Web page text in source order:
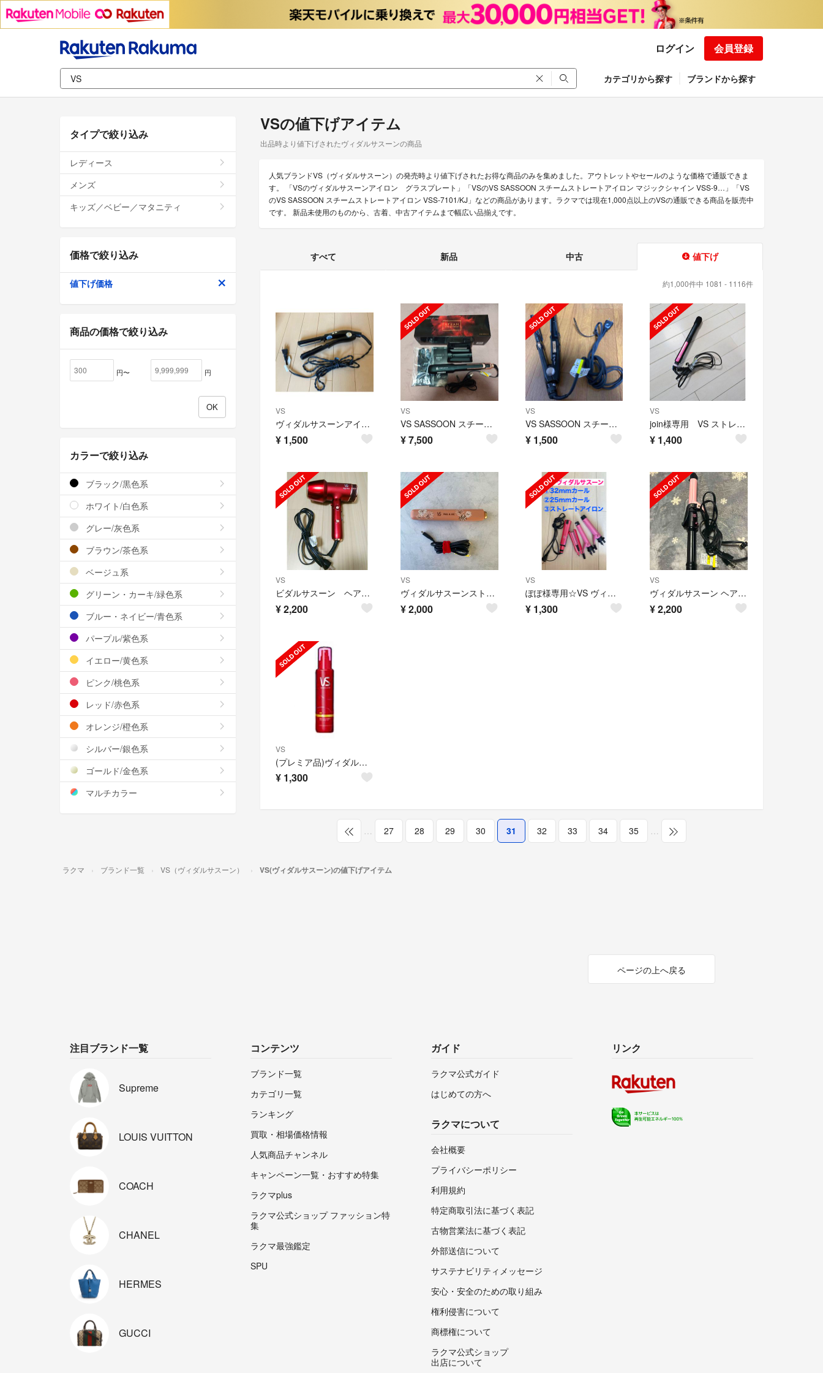
ログイン 会員登録
カテゴリから探す ブランドから探す
VSの値下げアイテム
出品時より値下げされたヴィダルサスーンの商品
人気ブランドVS（ヴィダルサスーン）の発売時より値下げされたお得な商品のみを集めました。アウトレットやセールのような価格で通販できま
す。 「VSのヴィダルサスーンアイロン グラスプレート」「VSのVS SASSOON スチームストレートアイロン マジックシャイン VSS-9…」「VS
のVS SASSOON スチームストレートアイロン VSS-7101/KJ」などの商品があります。ラクマでは現在1,000点以上のVSの通販できる商品を販売中
です。 新品未使用のものから、古着、中古アイテムまで幅広い品揃えです。
すべて 新品 中古 値下げ
約1,000件中 1081 - 1116件
VS
ヴィダルサスーンアイロン グラスプレート
¥ 1,500
VS
VS SASSOON スチームストレートアイロン マジックシャイン VSS-9…
¥7,500
VS
VS SASSOON スチームストレートアイロン VSS-7101/KJ
¥ 1,500
VS
join様専用 VS ストレートヘアアイロン YSI-1015/PJ
¥ 1,400
VS
ビダルサスーン ヘアドライヤー
¥2,200
VS
ヴィダルサスーンストレートアイロン
¥2,000
VS
ぽぽ様専用☆VS ヴィダルサスーン 3way ヘアアイロン カール 2800P
¥ 1,300
VS
ヴィダルサスーン ヘアアイロン 2WAY 25mm
¥2,200
VS
(プレミア品)ヴィダルサスーン ニュアンスストレート ウォーター 9個
¥ 1,300
27 28 29 30 31 32 33 34 35
タイプで絞り込み
レディース
メンズ
キッズ／ベビー／マタニティ
価格で絞り込み
値下げ価格
商品の価格で絞り込み
円〜 円
カラーで絞り込み
ブラック/黒色系
ホワイト/白色系
グレー/灰色系
ブラウン/茶色系
ベージュ系
グリーン・カーキ/緑色系
ブルー・ネイビー/青色系
パープル/紫色系
イエロー/黄色系
ピンク/桃色系
レッド/赤色系
オレンジ/橙色系
シルバー/銀色系
ゴールド/金色系
マルチカラー
ラクマ ブランド一覧 VS（ヴィダルサスーン） VS(ヴィダルサスーン)の値下げアイテム
ページの上へ戻る
注目ブランド一覧
Supreme
LOUIS VUITTON
COACH
CHANEL
HERMES
GUCCI
コンテンツ
ブランド一覧
カテゴリ一覧
ランキング
買取・相場価格情報
人気商品チャンネル
キャンペーン一覧・おすすめ特集
ラクマplus
ラクマ公式ショップ ファッション特
集
ラクマ最強鑑定
SPU
ガイド
ラクマ公式ガイド
はじめての方へ
ラクマについて
会社概要
プライバシーポリシー
利用規約
特定商取引法に基づく表記
古物営業法に基づく表記
外部送信について
サステナビリティメッセージ
安心・安全のための取り組み
権利侵害について
商標権について
ラクマ公式ショップ
出店について
リンク